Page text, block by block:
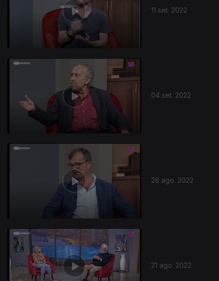
11 set. 2022
04 set. 2022
28 ago. 2022
21 ago. 2022